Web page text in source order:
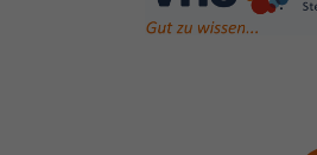
Skip to main content